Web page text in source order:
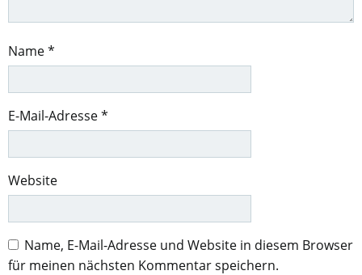
Name*
E-Mail-Adresse*
Website
Name, E-Mail-Adresse und Website in diesem Browser
für meinen nächsten Kommentar speichern.